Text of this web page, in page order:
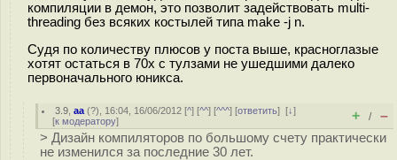
компиляции в демон, это позволит задействовать multi-
threading без всяких костылей типа make -j n.
Судя по количеству плюсов у поста выше, красноглазые
хотят остаться в 70х с тулзами не ушедшими далеко
первоначального юникса.
3.9 ,aa (?), 16:04, 16/06/2012 [^] [^^] [^^^] [ответить][↓]
[к модератору] + / –
> Дизайн компиляторов по большому счету практически
не изменился за последние 30 лет.